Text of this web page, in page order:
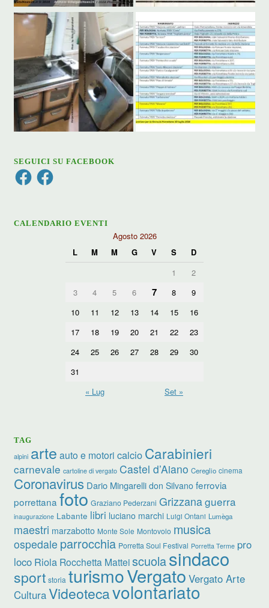
SEGUICI SU FACEBOOK
FacebookFacebook
CALENDARIO EVENTI
Agosto 2026
L
M M G V S
D
1
2
3
4 5 6 7 8
9
10
11 12 13 14 15
16
17
18 19 20 21 22
23
24
25 26 27 28 29
30
31
« Lug
Set »
TAG
alpini arte auto e motori calcio Carabinieri
carnevale cartoline di vergato Castel d’Aiano Cereglio cinema
Coronavirus Dario Mingarelli don Silvano ferrovia
porrettana foto Graziano Pederzani Grizzanaguerra
inaugurazione Labante libri luciano marchi Luigi Ontani Lumèga
maestri marzabotto Monte Sole Montovolo musica
ospedale parrocchia Porretta Soul Festival Porretta Terme pro
loco Riola Rocchetta Matteiscuolasindaco
sport storia turismoVergato Vergato Arte
CulturaVideotecavolontariato